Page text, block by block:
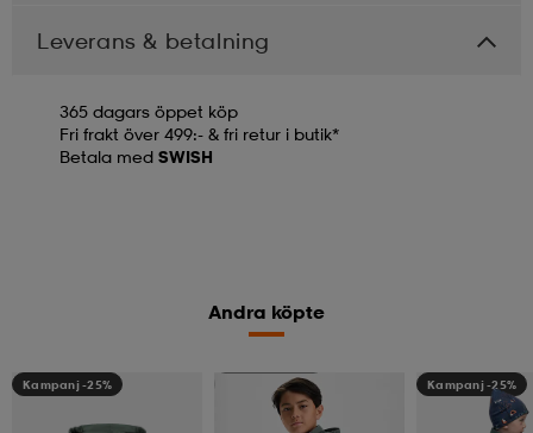
Leverans & betalning
365 dagars öppet köp
Fri frakt över 499:- & fri retur i butik*
Betala med SWISH
Andra köpte
Kampanj -25% Kampanj -25% Kampanj -25%